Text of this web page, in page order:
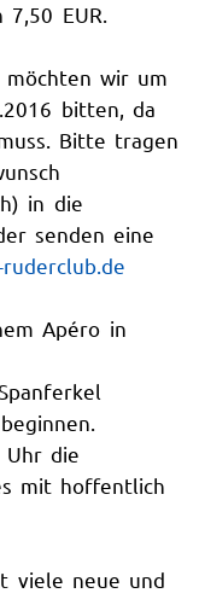
EUR.
wir um
bitten, da
Bitte tragen
in die
senden eine
Apéro in
Uhr die
mit hoffentlich
viele neue und